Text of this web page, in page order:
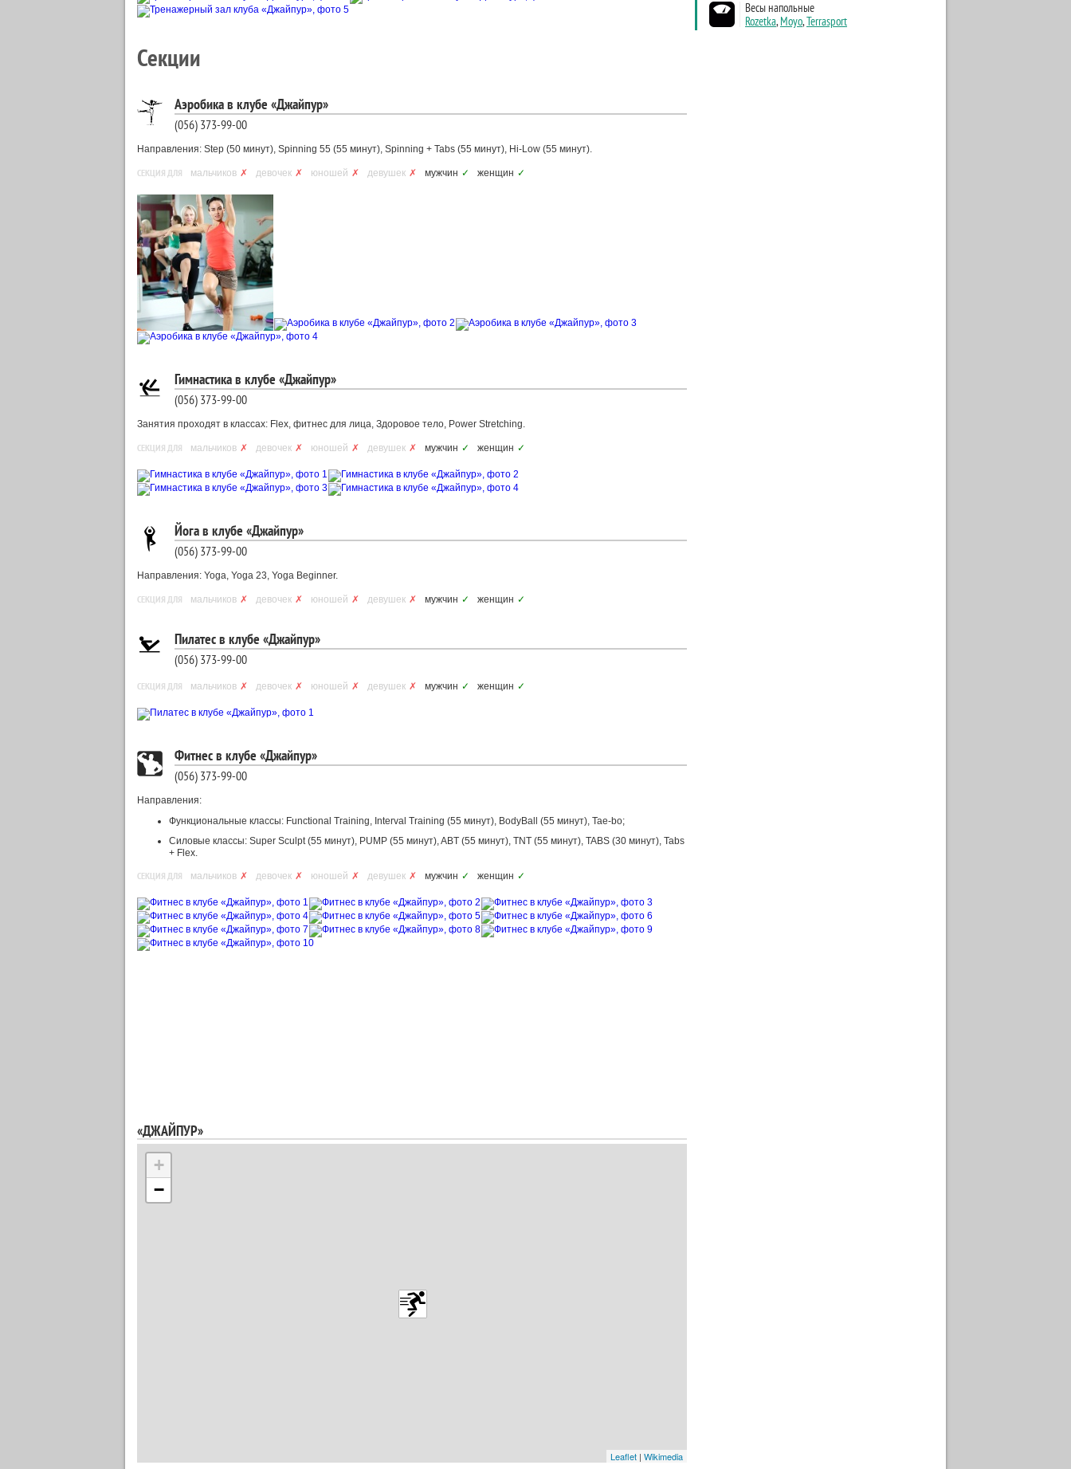
Секции
Аэробика в клубе «Джайпур»
(056) 373-99-00
Направления: Step (50 минут), Spinning 55 (55 минут), Spinning + Tabs (55 минут), Hi-Low (55 минут).
СЕКЦИЯ ДЛЯ мальчиков ✗ девочек ✗ юношей ✗ девушек ✗ мужчин ✓ женщин ✓
Гимнастика в клубе «Джайпур»
(056) 373-99-00
Занятия проходят в классах: Flex, фитнес для лица, Здоровое тело, Power Stretching.
СЕКЦИЯ ДЛЯ мальчиков ✗ девочек ✗ юношей ✗ девушек ✗ мужчин ✓ женщин ✓
Йога в клубе «Джайпур»
(056) 373-99-00
Направления: Yoga, Yoga 23, Yoga Beginner.
СЕКЦИЯ ДЛЯ мальчиков ✗ девочек ✗ юношей ✗ девушек ✗ мужчин ✓ женщин ✓
Пилатес в клубе «Джайпур»
(056) 373-99-00
СЕКЦИЯ ДЛЯ мальчиков ✗ девочек ✗ юношей ✗ девушек ✗ мужчин ✓ женщин ✓
Фитнес в клубе «Джайпур»
(056) 373-99-00
Направления:
Функциональные классы: Functional Training, Interval Training (55 минут), BodyBall (55 минут), Tae-bo;
Силовые классы: Super Sculpt (55 минут), PUMP (55 минут), ABT (55 минут), TNT (55 минут), TABS (30 минут), Tabs
+ Flex.
СЕКЦИЯ ДЛЯ мальчиков ✗ девочек ✗ юношей ✗ девушек ✗ мужчин ✓ женщин ✓
«ДЖАЙПУР»
+
−
Leaflet | Wikimedia